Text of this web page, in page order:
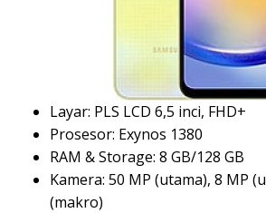
Layar: PLS LCD 6,5 inci, FHD+
Prosesor: Exynos 1380
RAM & Storage: 8 GB/128 GB
Kamera: 50 MP (utama), 8 MP
(makro)